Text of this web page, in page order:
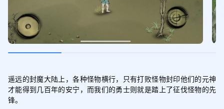
遥远的封魔大陆上，各种怪物横行，只有打败怪物封印他们的元神
才能得到几百年的安宁，而我们的勇士则就是踏上了征伐怪物的先
锋。